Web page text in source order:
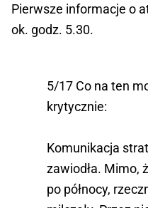
Pierwsze informacje o
ok. godz. 5.30.
5/17 Co na ten
krytycznie:
Komunikacja
zawiodła. Mimo,
po północy,